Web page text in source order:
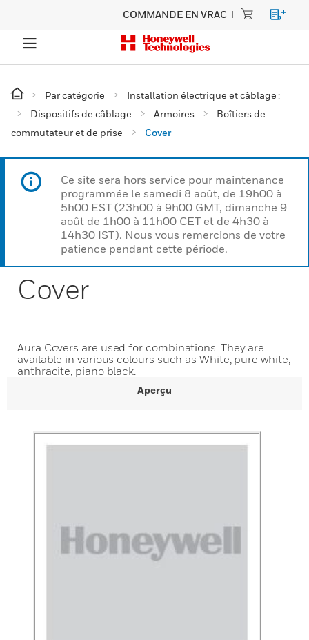
COMMANDE EN VRAC
Par catégorie
Installation électrique et câblage :
Dispositifs de câblage
Armoires
Boîtiers de
commutateur et de prise
Cover
Ce site sera hors service pour maintenance
programmée le samedi 8 août, de 19h00 à
5h00 EST (23h00 à 9h00 GMT, dimanche 9
août de 1h00 à 11h00 CET et de 4h30 à
14h30 IST). Nous vous remercions de votre
patience pendant cette période.
Cover
Aura Covers are used for combinations. They are
available in various colours such as White, pure white,
anthracite, piano black.
Aperçu